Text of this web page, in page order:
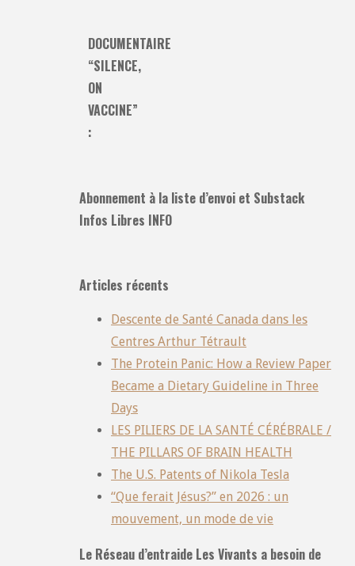
DOCUMENTAIRE
“SILENCE,
ON
VACCINE”
:
Abonnement à la liste d’envoi et Substack
Infos Libres INFO
Articles récents
Descente de Santé Canada dans les
Centres Arthur Tétrault
The Protein Panic: How a Review Paper
Became a Dietary Guideline in Three
Days
LES PILIERS DE LA SANTÉ CÉRÉBRALE /
THE PILLARS OF BRAIN HEALTH
The U.S. Patents of Nikola Tesla
“Que ferait Jésus?” en 2026 : un
mouvement, un mode de vie
Le Réseau d’entraide Les Vivants a besoin de